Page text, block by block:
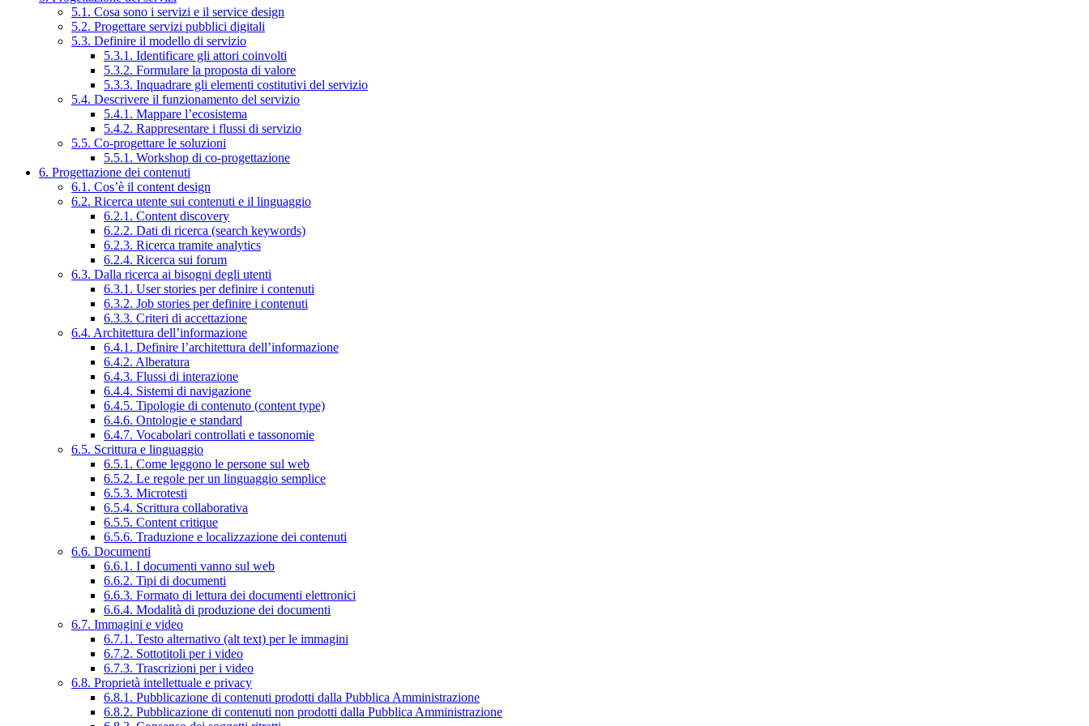
5.1. Cosa sono i servizi e il service design
5.2. Progettare servizi pubblici digitali
5.3. Definire il modello di servizio
5.3.1. Identificare gli attori coinvolti
5.3.2. Formulare la proposta di valore
5.3.3. Inquadrare gli elementi costitutivi del servizio
5.4. Descrivere il funzionamento del servizio
5.4.1. Mappare l’ecosistema
5.4.2. Rappresentare i flussi di servizio
5.5. Co-progettare le soluzioni
5.5.1. Workshop di co-progettazione
6. Progettazione dei contenuti
6.1. Cos’è il content design
6.2. Ricerca utente sui contenuti e il linguaggio
6.2.1. Content discovery
6.2.2. Dati di ricerca (search keywords)
6.2.3. Ricerca tramite analytics
6.2.4. Ricerca sui forum
6.3. Dalla ricerca ai bisogni degli utenti
6.3.1. User stories per definire i contenuti
6.3.2. Job stories per definire i contenuti
6.3.3. Criteri di accettazione
6.4. Architettura dell’informazione
6.4.1. Definire l’architettura dell’informazione
6.4.2. Alberatura
6.4.3. Flussi di interazione
6.4.4. Sistemi di navigazione
6.4.5. Tipologie di contenuto (content type)
6.4.6. Ontologie e standard
6.4.7. Vocabolari controllati e tassonomie
6.5. Scrittura e linguaggio
6.5.1. Come leggono le persone sul web
6.5.2. Le regole per un linguaggio semplice
6.5.3. Microtesti
6.5.4. Scrittura collaborativa
6.5.5. Content critique
6.5.6. Traduzione e localizzazione dei contenuti
6.6. Documenti
6.6.1. I documenti vanno sul web
6.6.2. Tipi di documenti
6.6.3. Formato di lettura dei documenti elettronici
6.6.4. Modalità di produzione dei documenti
6.7. Immagini e video
6.7.1. Testo alternativo (alt text) per le immagini
6.7.2. Sottotitoli per i video
6.7.3. Trascrizioni per i video
6.8. Proprietà intellettuale e privacy
6.8.1. Pubblicazione di contenuti prodotti dalla Pubblica Amministrazione
6.8.2. Pubblicazione di contenuti non prodotti dalla Pubblica Amministrazione